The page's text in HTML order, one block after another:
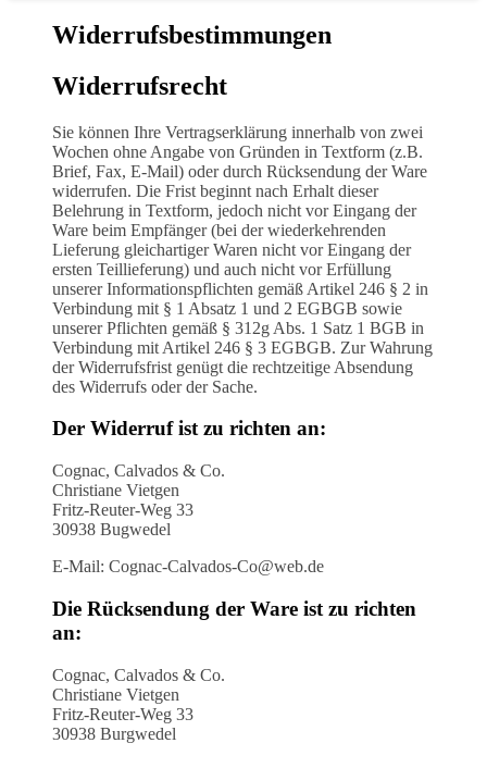
Widerrufsbestimmungen
Widerrufsrecht
Sie können Ihre Vertragserklärung innerhalb von zwei
Wochen ohne Angabe von Gründen in Textform (z.B.
Brief, Fax, E-Mail) oder durch Rücksendung der Ware
widerrufen. Die Frist beginnt nach Erhalt dieser
Belehrung in Textform, jedoch nicht vor Eingang der
Ware beim Empfänger (bei der wiederkehrenden
Lieferung gleichartiger Waren nicht vor Eingang der
ersten Teillieferung) und auch nicht vor Erfüllung
unserer Informationspflichten gemäß Artikel 246 § 2 in
Verbindung mit § 1 Absatz 1 und 2 EGBGB sowie
unserer Pflichten gemäß § 312g Abs. 1 Satz 1 BGB in
Verbindung mit Artikel 246 § 3 EGBGB. Zur Wahrung
der Widerrufsfrist genügt die rechtzeitige Absendung
des Widerrufs oder der Sache.
Der Widerruf ist zu richten an:
Cognac, Calvados & Co.
Christiane Vietgen
Fritz-Reuter-Weg 33
30938 Bugwedel
E-Mail: Cognac-Calvados-Co@web.de
Die Rücksendung der Ware ist zu richten
an:
Cognac, Calvados & Co.
Christiane Vietgen
Fritz-Reuter-Weg 33
30938 Burgwedel